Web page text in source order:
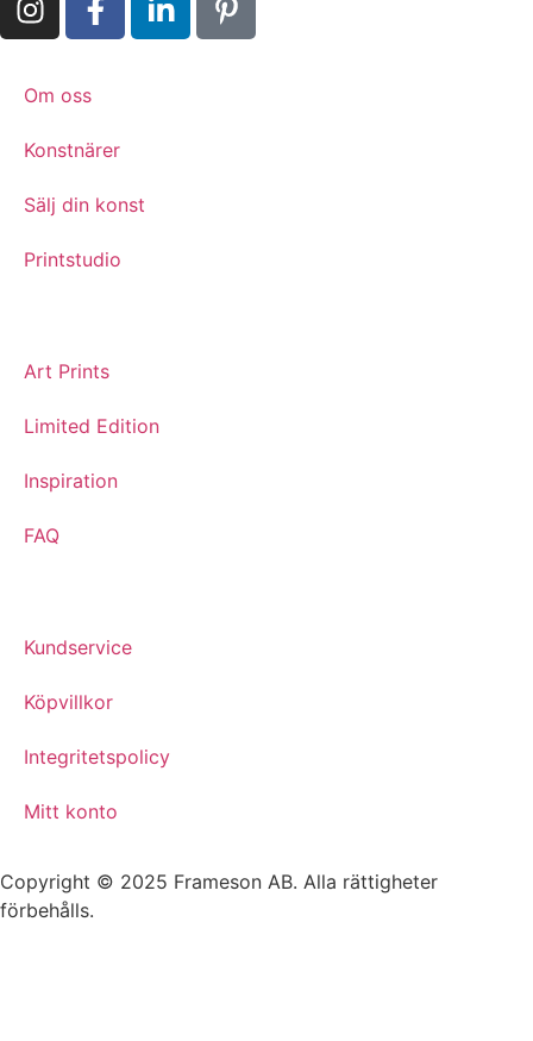
Om oss
Konstnärer
Sälj din konst
Printstudio
Art Prints
Limited Edition
Inspiration
FAQ
Kundservice
Köpvillkor
Integritetspolicy
Mitt konto
Copyright © 2025 Frameson AB. Alla rättigheter
förbehålls.